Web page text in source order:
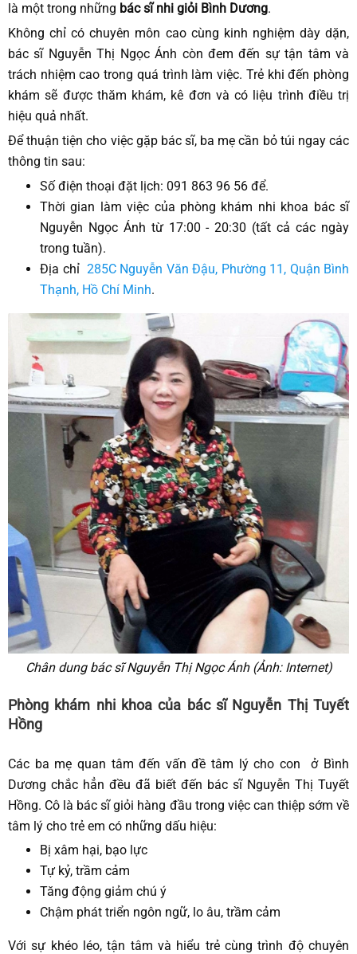
là một trong những bác sĩ nhi giỏi Bình Dương.
Không chỉ có chuyên môn cao cùng kinh nghiệm dày dặn,
bác sĩ Nguyễn Thị Ngọc Ánh còn đem đến sự tận tâm và
trách nhiệm cao trong quá trình làm việc. Trẻ khi đến phòng
khám sẽ được thăm khám, kê đơn và có liệu trình điều trị
hiệu quả nhất.
Để thuận tiện cho việc gặp bác sĩ, ba mẹ cần bỏ túi ngay các
thông tin sau:
Số điện thoại đặt lịch: 091 863 96 56 để.
Thời gian làm việc của phòng khám nhi khoa bác sĩ
Nguyễn Ngọc Ánh từ 17:00 - 20:30 (tất cả các ngày
trong tuần).
Địa chỉ 285C Nguyễn Văn Đậu, Phường 11, Quận Bình
Thạnh, Hồ Chí Minh.
Chân dung bác sĩ Nguyễn Thị Ngọc Ánh (Ảnh: Internet)
Phòng khám nhi khoa của bác sĩ Nguyễn Thị Tuyết
Hồng
Các ba mẹ quan tâm đến vấn đề tâm lý cho con ở Bình
Dương chắc hẳn đều đã biết đến bác sĩ Nguyễn Thị Tuyết
Hồng. Cô là bác sĩ giỏi hàng đầu trong việc can thiệp sớm về
tâm lý cho trẻ em có những dấu hiệu:
Bị xâm hại, bạo lực
Tự kỷ, trầm cảm
Tăng động giảm chú ý
Chậm phát triển ngôn ngữ, lo âu, trầm cảm
Với sự khéo léo, tận tâm và hiểu trẻ cùng trình độ chuyên